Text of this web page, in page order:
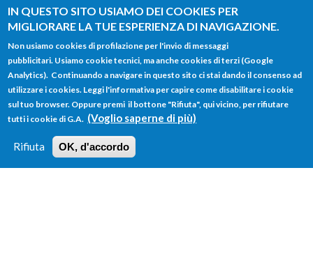
IN QUESTO SITO USIAMO DEI COOKIES PER
MIGLIORARE LA TUE ESPERIENZA DI NAVIGAZIONE.
Non usiamo cookies di profilazione per l'invio di messaggi
pubblicitari. Usiamo cookie tecnici, ma anche cookies di terzi (Google
Analytics). Continuando a navigare in questo sito ci stai dando il consenso ad
utilizzare i cookies. Leggi l'informativa per capire come disabilitare i cookie
sul tuo browser. Oppure premi il bottone "Rifiuta", qui vicino, per rifiutare
tutti i cookie di G.A. (Voglio saperne di più)
Rifiuta OK, d'accordo
Salta al contenuto principale
FORM
DI
RICERCA
Main menu
HOME TUTTI I PROFILI
LOGIN